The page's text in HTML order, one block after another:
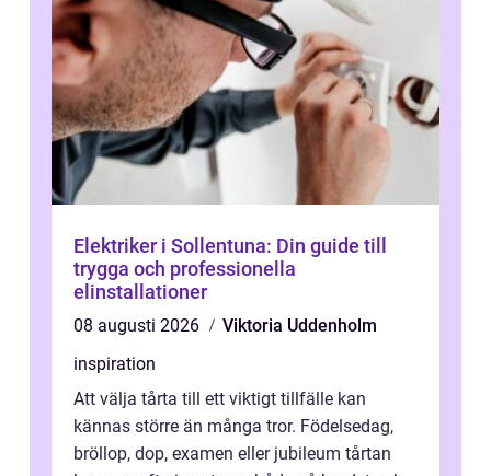
Elektriker i Sollentuna: Din guide till
trygga och professionella
elinstallationer
08 augusti 2026
Viktoria Uddenholm
inspiration
Att välja tårta till ett viktigt tillfälle kan
kännas större än många tror. Födelsedag,
bröllop, dop, examen eller jubileum tårtan